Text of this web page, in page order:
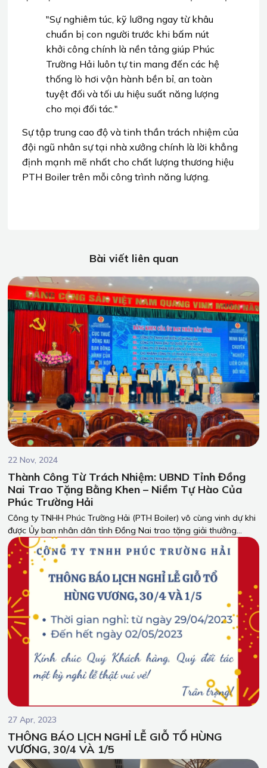
"Sự nghiêm túc, kỹ lưỡng ngay từ khâu
chuẩn bị con người trước khi bấm nút
khởi công chính là nền tảng giúp Phúc
Trường Hải luôn tự tin mang đến các hệ
thống lò hơi vận hành bền bỉ, an toàn
tuyệt đối và tối ưu hiệu suất năng lượng
cho mọi đối tác."
Sự tập trung cao độ và tinh thần trách nhiệm của
đội ngũ nhân sự tại nhà xưởng chính là lời khẳng
định mạnh mẽ nhất cho chất lượng thương hiệu
PTH Boiler trên mỗi công trình năng lượng.
Bài viết liên quan
22 Nov, 2024
Thành Công Từ Trách Nhiệm: UBND Tỉnh Đồng
Nai Trao Tặng Bằng Khen – Niềm Tự Hào Của
Phúc Trường Hải
Công ty TNHH Phúc Trường Hải (PTH Boiler) vô cùng vinh dự khi
được Ủy ban nhân dân tỉnh Đồng Nai trao tặng giải thưởng
dành cho những doanh nghiệp thực hiện xuất sắc nghĩa vụ thuế
trong năm 2023.
27 Apr, 2023
THÔNG BÁO LỊCH NGHỈ LỄ GIỖ TỔ HÙNG
VƯƠNG, 30/4 VÀ 1/5